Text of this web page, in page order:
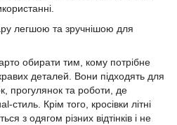
легшою та зручнішою для
варто обирати тим, кому потрібне
деталей. Вони підходять для
прогулянок та роботи, де
Крім того, кросівки літні
з одягом різних відтінків і не